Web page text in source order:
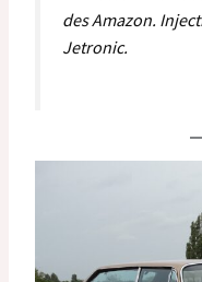
des Amazon.
Jetronic.